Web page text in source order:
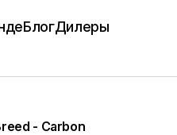
БлогДилеры
- Carbon